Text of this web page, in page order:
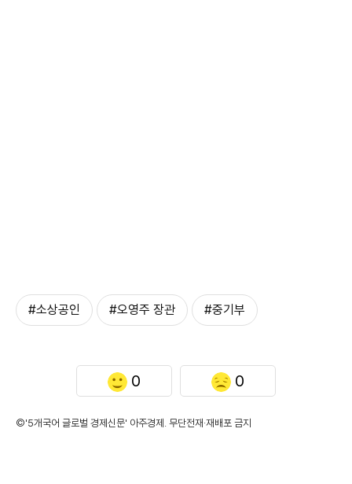
#소상공인 #오영주 장관 #중기부
0 0
©'5개국어 글로벌 경제신문' 아주경제. 무단전재·재배포 금지